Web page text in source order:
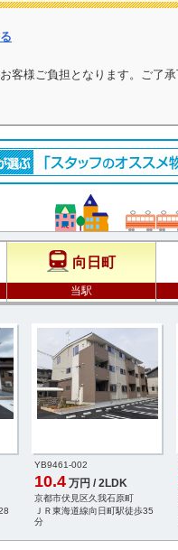
客様ご負担となります。ご了承
向日町
当駅
YB9461-002
10.4 万円 / 2LDK
京都市伏見区久我石原町
ＪＲ東海道線向日町駅徒歩35
分